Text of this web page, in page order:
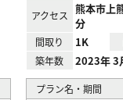
アクセス
熊本市上
分
間取り 1K
築年数 2023年 3
プラン名・期間